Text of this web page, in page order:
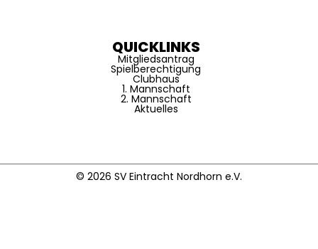
QUICKLINKS
Mitgliedsantrag
Spielberechtigung
Clubhaus
1. Mannschaft
2. Mannschaft
Aktuelles
© 2026 SV Eintracht Nordhorn e.V.